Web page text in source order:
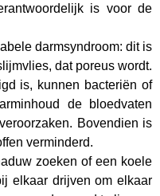
is voor de
darmsyndroom: dit is
dat poreus wordt.
is, kunnen bacteriën of
de bloedvaten
Bovendien is
verminderd.
zoeken of een koele
elkaar drijven om elkaar